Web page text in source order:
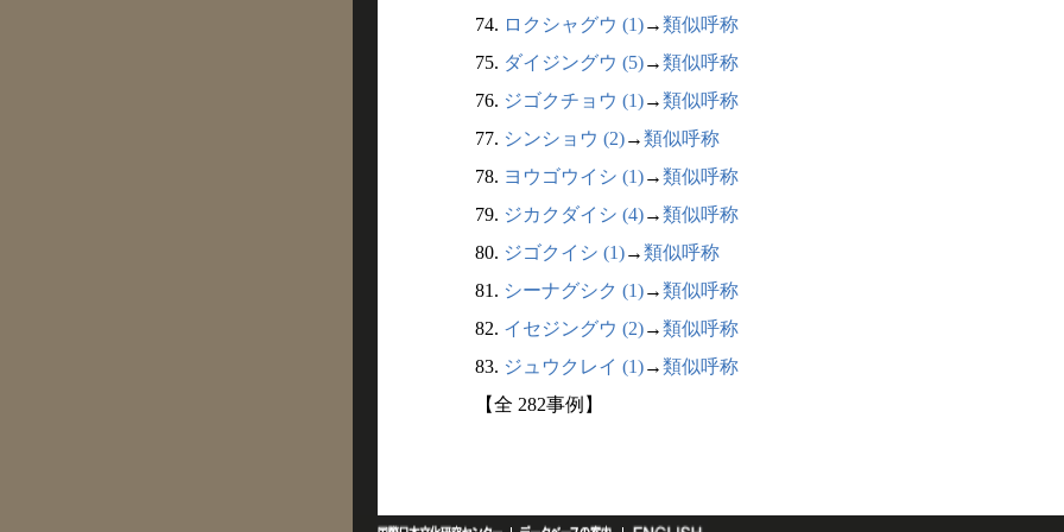
74. ロクシャグウ (1)→類似呼称
75. ダイジングウ (5)→類似呼称
76. ジゴクチョウ (1)→類似呼称
77. シンショウ (2)→類似呼称
78. ヨウゴウイシ (1)→類似呼称
79. ジカクダイシ (4)→類似呼称
80. ジゴクイシ (1)→類似呼称
81. シーナグシク (1)→類似呼称
82. イセジングウ (2)→類似呼称
83. ジュウクレイ (1)→類似呼称
【全 282事例】